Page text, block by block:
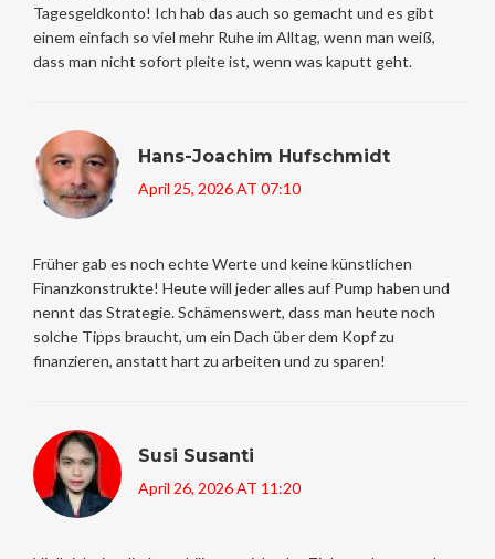
Tagesgeldkonto! Ich hab das auch so gemacht und es gibt
einem einfach so viel mehr Ruhe im Alltag, wenn man weiß,
dass man nicht sofort pleite ist, wenn was kaputt geht.
Hans-Joachim Hufschmidt
April 25, 2026 AT 07:10
Früher gab es noch echte Werte und keine künstlichen
Finanzkonstrukte! Heute will jeder alles auf Pump haben und
nennt das Strategie. Schämenswert, dass man heute noch
solche Tipps braucht, um ein Dach über dem Kopf zu
finanzieren, anstatt hart zu arbeiten und zu sparen!
Susi Susanti
April 26, 2026 AT 11:20